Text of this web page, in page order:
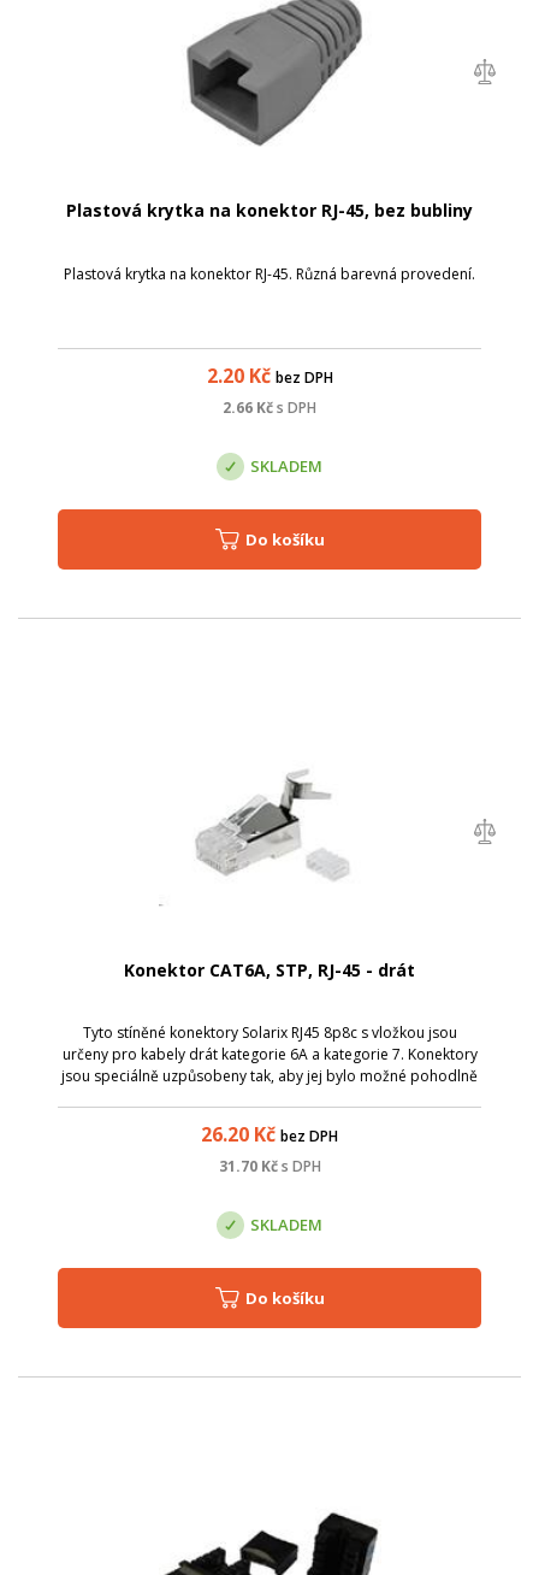
Plastová krytka na konektor RJ-45, bez bubliny
Plastová krytka na konektor RJ-45. Různá barevná provedení.
2.20Kč bez DPH
2.66 Kčs DPH
SKLADEM
Do košíku
Konektor CAT6A, STP, RJ-45 - drát
Tyto stíněné konektory Solarix RJ45 8p8c s vložkou jsou
určeny pro kabely drát kategorie 6A a kategorie 7. Konektory
jsou speciálně uzpůsobeny tak, aby jej bylo možné pohodlně
26.20 Kč bez DPH
31.70Kč s DPH
SKLADEM
Do košíku